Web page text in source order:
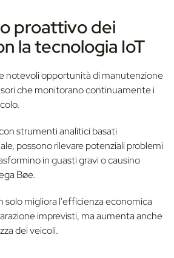
proattivo dei
la tecnologia IoT
notevoli opportunità di manutenzione
che monitorano continuamente i
strumenti analitici basati
possono rilevare potenziali problemi
in guasti gravi o causino
Bøe.
solo migliora l'efficienza economica
imprevisti, ma aumenta anche
dei veicoli.